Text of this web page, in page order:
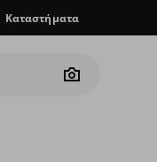
Καταστήματα
Camera